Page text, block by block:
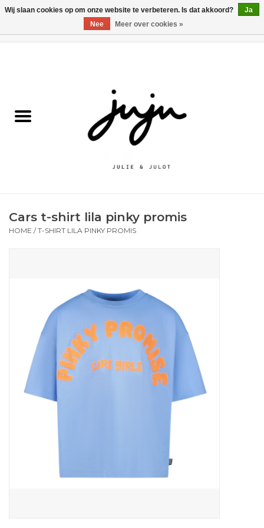
Kledij jongens
Schoenen
Cadeautips
Cadeaubonnen
Cars t-shirt lila pinky promis
HOME /T-SHIRT LILA PINKY PROMIS
Wij slaan cookies op om onze website te verbeteren. Is dat akkoord?
Ja
Nee
Meer over cookies »